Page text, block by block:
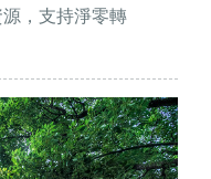
，支持淨零轉